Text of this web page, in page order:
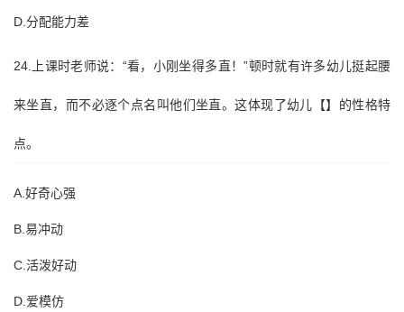
D.分配能力差
24.上课时老师说：“看，小刚坐得多直！”顿时就有许多幼儿挺起腰
来坐直，而不必逐个点名叫他们坐直。这体现了幼儿【】的性格特
点。
A.好奇心强
B.易冲动
C.活泼好动
D.爱模仿